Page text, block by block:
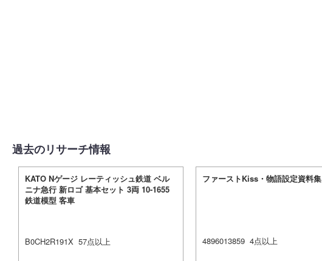
過去のリサーチ情報
KATO Nゲージ レーティッシュ鉄道 ベル
ニナ急行 新ロゴ 基本セット 3両 10-1655
鉄道模型 客車
B0CH2R191X 57点以上
ファーストKiss・物語設定資料集
4896013859 4点以上